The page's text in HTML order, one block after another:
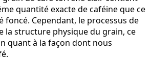
quantité exacte de caféine que ce
Cependant, le processus de
structure physique du grain, ce
quant à la façon dont nous